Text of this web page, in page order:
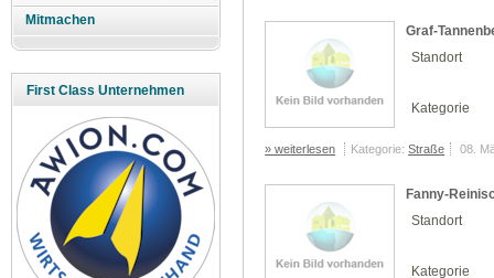
Mitmachen
First Class Unternehmen
Graf-
Standort
Kategorie
» weiterlesen Kategorie:Straße 08.
Fanny-
Standort
Kategorie